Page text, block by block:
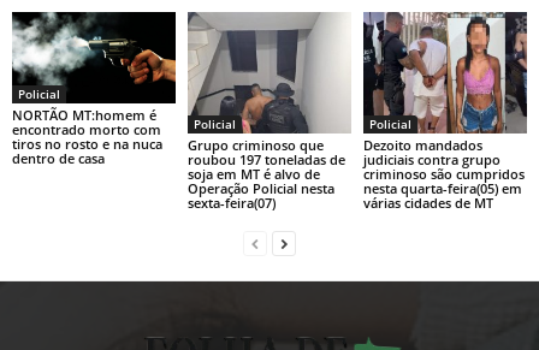
Policial
NORTÃO MT:homem é
encontrado morto com
tiros no rosto e na nuca
dentro de casa
Policial
Grupo criminoso que
roubou 197 toneladas de
soja em MT é alvo de
Operação Policial nesta
sexta-feira(07)
Policial
Dezoito mandados
judiciais contra grupo
criminoso são cumpridos
nesta quarta-feira(05) em
várias cidades de MT